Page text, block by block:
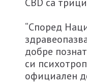
CBD са
“Според
добре
си
официален